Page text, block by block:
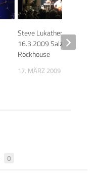
Steve Lukather
16.3.2009 Salzburg,
Rockhouse
17. MÄRZ 2009
0